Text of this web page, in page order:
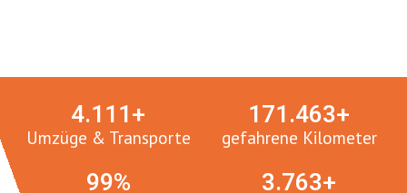
Umzüge & Transporte
4.112+
gefahrene Kilometer
171.465+
100% 3.765+